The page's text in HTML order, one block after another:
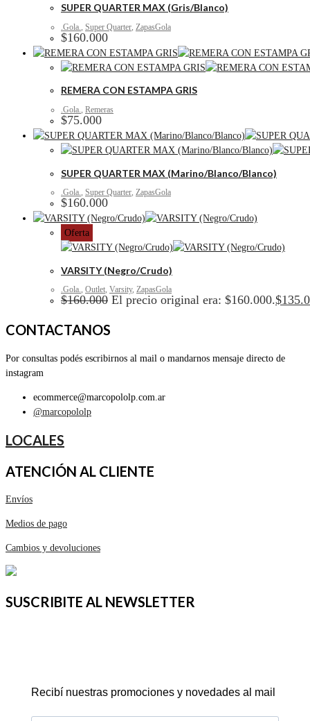
SUPER QUARTER MAX (Gris/Blanco)
.Gola. Super Quarter ZapasGola
$160.000
REMERA CON ESTAMPA GRIS
.Gola., Remeras
$75.000
SUPER QUARTER MAX (Marino/Blanco/Blanco)
.Gola., Super Quarter, ZapasGola
$160.000
Oferta
VARSITY (Negro/Crudo)
.Gola., Outlet, Varsity, ZapasGola
$160.000 El precio original era: $160.000.$
CONTACTANOS
Por consultas podés escribirnos al mail o mandarnos mensaje directo de
instagram
ecommerce@marcopololp.com.ar
@marcopololp
LOCALES
ATENCIÓN AL CLIENTE
Envíos
Medios de pago
Cambios y devoluciones
SUSCRIBITE AL NEWSLETTER
Recibí nuestras promociones y novedades al mail